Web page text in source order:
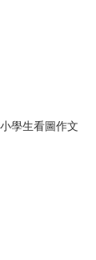
小學生看圖作文